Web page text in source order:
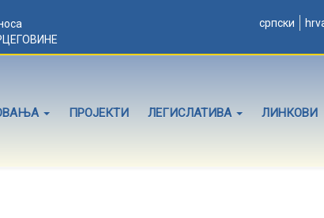
српски
ПРОЈЕКТИ ЛЕГИСЛАТИВА ЛИНКОВИ